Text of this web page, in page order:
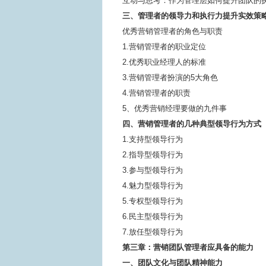
三、管理者的领导力和执行力提升实效策
优秀营销管理者的角色与职责
1.营销管理者的职业定位
2.优秀职业经理人的标准
3.营销管理者扮演的5大角色
4.营销管理者的职责
5、优秀营销经理要做的九件事
四、营销管理者的几种典型领导行为方式
1.支持型领导行为
2.指导型领导行为
3.参与型领导行为
4.魅力型领导行为
5.专权型领导行为
6.民主型领导行为
7.放任型领导行为
第三章：营销团队管理者应具备的能力
一、团队文化与团队精神能力